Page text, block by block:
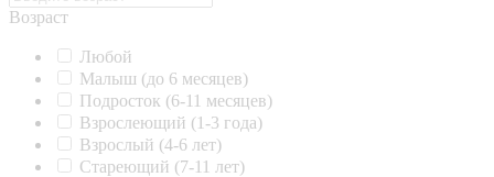
Возраст
Любой
Малыш (до 6 месяцев)
Подросток (6-11 месяцев)
Взрослеющий (1-3 года)
Взрослый (4-6 лет)
Стареющий (7-11 лет)